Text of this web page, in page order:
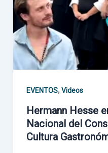
EVENTOS,Videos
Hermann Hesse
Nacional del
Cultura